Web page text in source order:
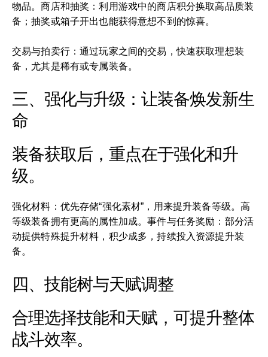
物品。商店和抽奖：利用游戏中的商店积分换取高品质装
备；抽奖或箱子开出也能获得意想不到的惊喜。
交易与拍卖行：通过玩家之间的交易，快速获取理想装
备，尤其是稀有或专属装备。
三、强化与升级：让装备焕发新生
命
装备获取后，重点在于强化和升
级。
强化材料：优先存储“强化素材”，用来提升装备等级。高
等级装备拥有更高的属性加成。事件与任务奖励：部分活
动提供特殊提升材料，积少成多，持续投入资源提升装
备。
四、技能树与天赋调整
合理选择技能和天赋，可提升整体
战斗效率。